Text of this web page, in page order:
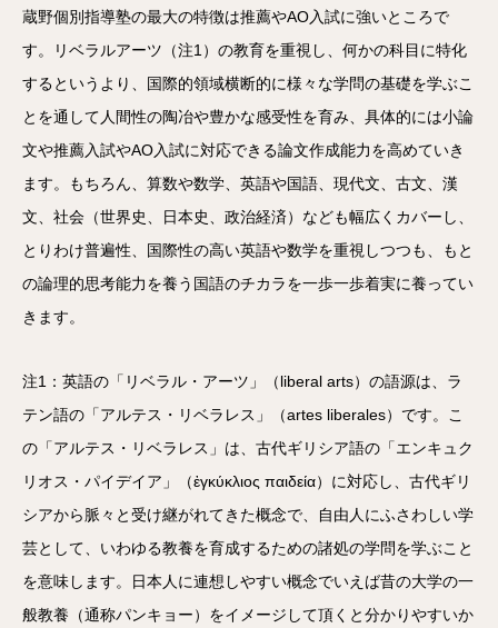
蔵野個別指導塾の最大の特徴は推薦やAO入試に強いところで
す。リベラルアーツ（注1）の教育を重視し、何かの科目に特化
するというより、国際的領域横断的に様々な学問の基礎を学ぶこ
とを通して人間性の陶冶や豊かな感受性を育み、具体的には小論
文や推薦入試やAO入試に対応できる論文作成能力を高めていき
ます。もちろん、算数や数学、英語や国語、現代文、古文、漢
文、社会（世界史、日本史、政治経済）なども幅広くカバーし、
とりわけ普遍性、国際性の高い英語や数学を重視しつつも、もと
の論理的思考能力を養う国語のチカラを一歩一歩着実に養ってい
きます。
注1：英語の「リベラル・アーツ」（liberal arts）の語源は、ラ
テン語の「アルテス・リベラレス」（artes liberales）です。こ
の「アルテス・リベラレス」は、古代ギリシア語の「エンキュク
リオス・パイデイア」（ἐγκύκλιος παιδεία）に対応し、古代ギリ
シアから脈々と受け継がれてきた概念で、自由人にふさわしい学
芸として、いわゆる教養を育成するための諸処の学問を学ぶこと
を意味します。日本人に連想しやすい概念でいえば昔の大学の一
般教養（通称パンキョー）をイメージして頂くと分かりやすいか